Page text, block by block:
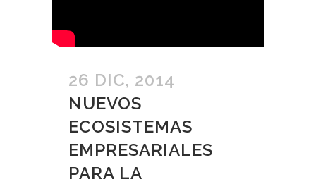
26 DIC, 2014
NUEVOS
ECOSISTEMAS
EMPRESARIALES
PARA LA